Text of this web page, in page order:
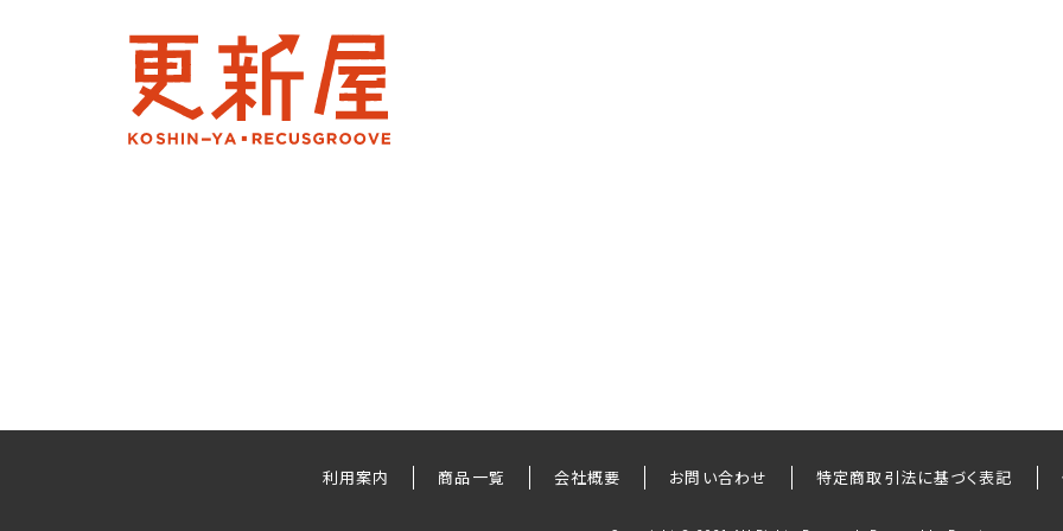
利用案内 商品一覧 会社概要 お問い合わせ 特定商取引法に基づく表記